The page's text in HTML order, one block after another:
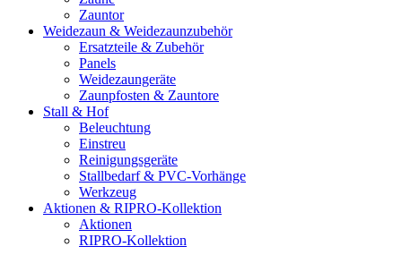
Zauntor
Weidezaun & Weidezaunzubehör
Ersatzteile & Zubehör
Panels
Weidezaungeräte
Zaunpfosten & Zauntore
Stall & Hof
Beleuchtung
Einstreu
Reinigungsgeräte
Stallbedarf & PVC-Vorhänge
Werkzeug
Aktionen & RIPRO-Kollektion
Aktionen
RIPRO-Kollektion